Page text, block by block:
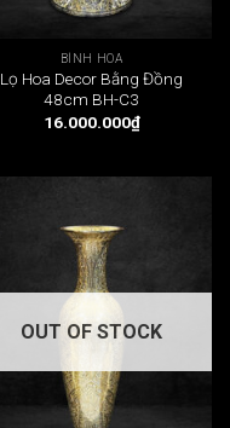
BÌNH HOA
Lọ Hoa Decor Bằng Đồng
48cm BH-C3
16.000.000₫
OUT OF STOCK